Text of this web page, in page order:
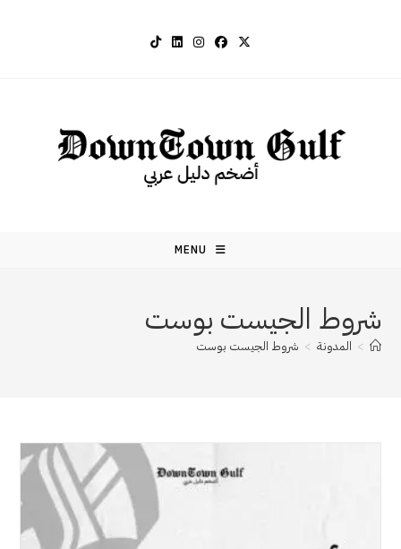
MENU
شروط الجيست بوست
> المدونة > شروط الجيست بوست